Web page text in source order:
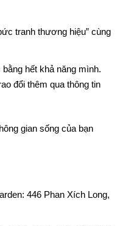
tranh thương hiệu” cùng
hết khả năng mình.
đổi thêm qua thông tin
gian sống của bạn
446 Phan Xích Long,